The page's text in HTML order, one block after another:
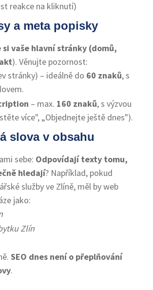
reakce na kliknutí)
a meta popisky
vaše hlavní stránky (domů,
). Věnujte pozornost:
stránky) – ideálně do 60 znaků, s
– max. 160 znaků, s výzvou
více", „Objednejte ještě dnes").
slova v obsahu
sebe: Odpovídají texty tomu,
hledají? Například, pokud
služby ve Zlíně, měl by web
jako:
Zlín
SEO dnes není o přeplňování
.